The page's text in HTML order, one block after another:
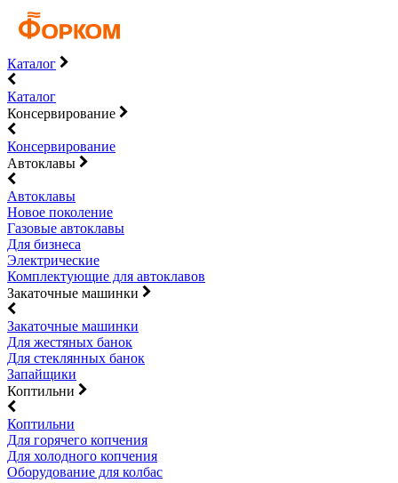
Каталог
Каталог
Консервирование
Консервирование
Автоклавы
Автоклавы
Новое поколение
Газовые автоклавы
Для бизнеса
Электрические
Комплектующие для автоклавов
Закаточные машинки
Закаточные машинки
Для жестяных банок
Для стеклянных банок
Запайщики
Коптильни
Коптильни
Для горячего копчения
Для холодного копчения
Оборудование для колбас